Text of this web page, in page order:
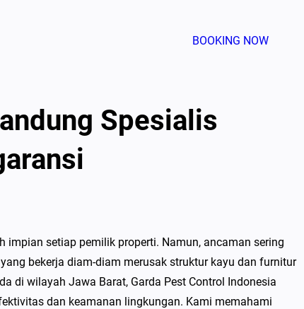
BOOKING NOW
Spesialis
setiap pemilik properti. Namun, ancaman sering
bekerja diam-diam merusak struktur kayu dan furnitur
di wilayah Jawa Barat, Garda Pest Control Indonesia
dan keamanan lingkungan. Kami memahami